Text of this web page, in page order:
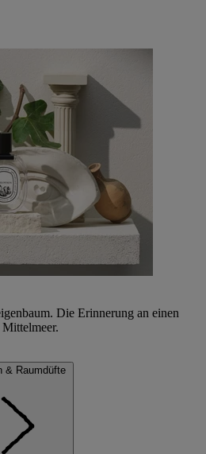
Die Erinnerung an einen
& Raumdüfte